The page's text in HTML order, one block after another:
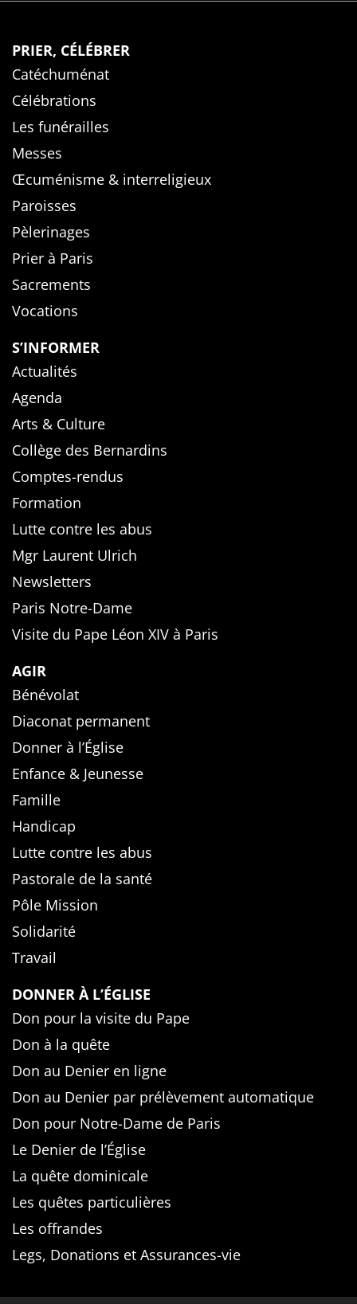
PRIER, CÉLÉBRER
Catéchuménat
Célébrations
Les funérailles
Messes
Œcuménisme & interreligieux
Paroisses
Pèlerinages
Prier à Paris
Sacrements
Vocations
S’INFORMER
Actualités
Agenda
Arts & Culture
Collège des Bernardins
Comptes-rendus
Formation
Lutte contre les abus
Mgr Laurent Ulrich
Newsletters
Paris Notre-Dame
Visite du Pape Léon XIV à Paris
AGIR
Bénévolat
Diaconat permanent
Donner à l’Église
Enfance & Jeunesse
Famille
Handicap
Lutte contre les abus
Pastorale de la santé
Pôle Mission
Solidarité
Travail
DONNER À L’ÉGLISE
Don pour la visite du Pape
Don à la quête
Don au Denier en ligne
Don au Denier par prélèvement automatique
Don pour Notre-Dame de Paris
Le Denier de l’Église
La quête dominicale
Les quêtes particulières
Les offrandes
Legs, Donations et Assurances-vie